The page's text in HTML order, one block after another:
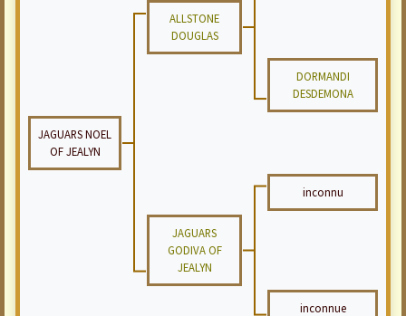
ALLSTONE
DOUGLAS
DORMANDI
DESDEMONA
JAGUARS NOEL
OF JEALYN
inconnu
JAGUARS
GODIVA OF
JEALYN
inconnue